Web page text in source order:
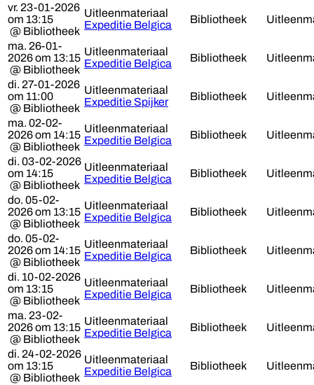
vr. 23-01-2026
om 13:15
@ Bibliotheek
Uitleenmateriaal
Expeditie Belgica
Bibliotheek
ma. 26-01-
2026 om 13:15
@ Bibliotheek
Uitleenmateriaal
Expeditie Belgica
Bibliotheek
di. 27-01-2026
om 11:00
@ Bibliotheek
Uitleenmateriaal
Expeditie Spijker
Bibliotheek
ma. 02-02-
2026 om 14:15
@ Bibliotheek
Uitleenmateriaal
Expeditie Belgica
Bibliotheek
di. 03-02-2026
om 14:15
@ Bibliotheek
Uitleenmateriaal
Expeditie Belgica
Bibliotheek
do. 05-02-
2026 om 13:15
@ Bibliotheek
Uitleenmateriaal
Expeditie Belgica
Bibliotheek
do. 05-02-
2026 om 14:15
@ Bibliotheek
Uitleenmateriaal
Expeditie Belgica
Bibliotheek
di. 10-02-2026
om 13:15
@ Bibliotheek
Uitleenmateriaal
Expeditie Belgica
Bibliotheek
ma. 23-02-
2026 om 13:15
@ Bibliotheek
Uitleenmateriaal
Expeditie Belgica
Bibliotheek
di. 24-02-2026
om 13:15
@ Bibliotheek
Uitleenmateriaal
Expeditie Belgica
Bibliotheek